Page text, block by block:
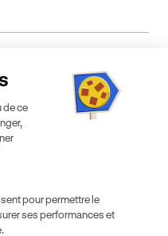
de confidentialité
de formules que vous
Conditions Générales de
de ce
pour permettre le
ses performances et